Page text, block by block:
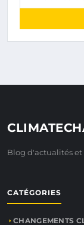
Blog d'actualités
CATÉGORIES
CHANGEMENTS